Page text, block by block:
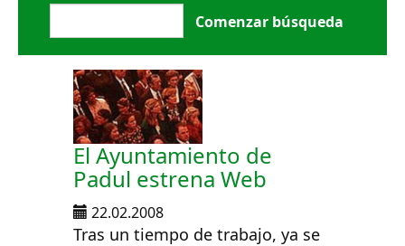
El Ayuntamiento de
Padul estrena Web
22.02.2008
Tras un tiempo de trabajo, ya se